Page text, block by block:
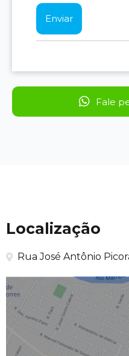
Fale
Localização
Rua José Antônio